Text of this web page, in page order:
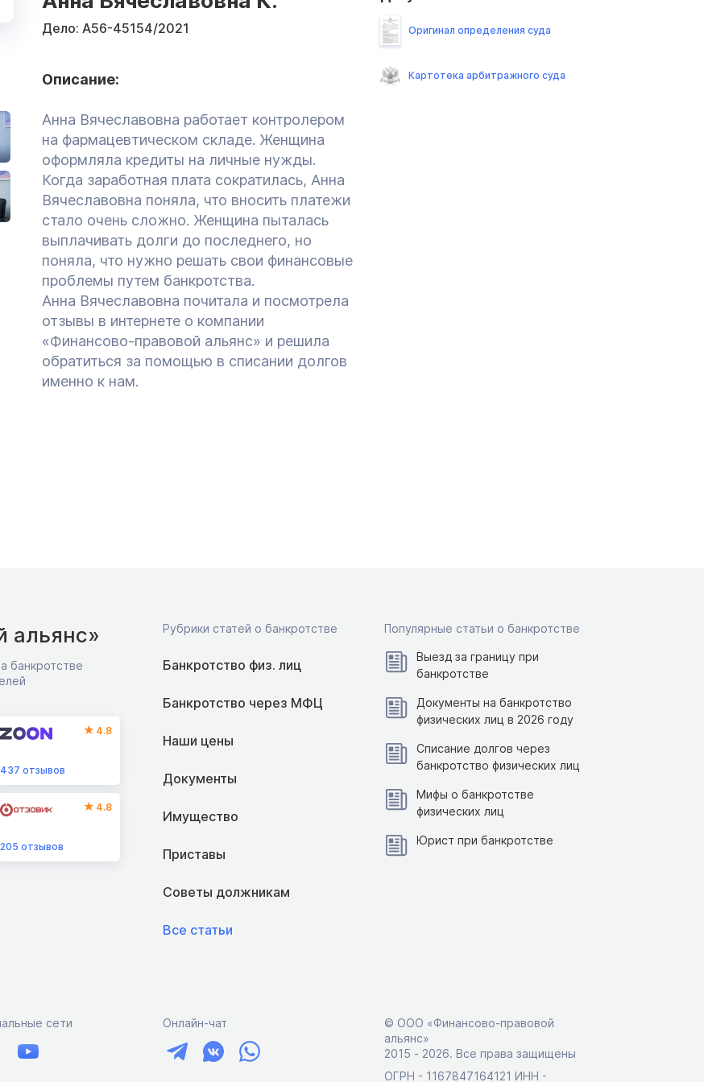
Дело: А56-45154/2021
Описание:
Анна Вячеславовна работает контролером
на фармацевтическом складе. Женщина
оформляла кредиты на личные нужды.
Когда заработная плата сократилась, Анна
Вячеславовна поняла, что вносить платежи
стало очень сложно. Женщина пыталась
выплачивать долги до последнего, но
поняла, что нужно решать свои финансовые
проблемы путем банкротства.
Анна Вячеславовна почитала и посмотрела
отзывы в интернете о компании
«Финансово-правовой альянс» и решила
обратиться за помощью в списании долгов
именно к нам.
Оригинал определения суда
Картотека арбитражного суда
альянс»
банкротстве
4.8
437 отзывов
4.8
205 отзывов
Рубрики статей о банкротстве
Банкротство физ. лиц
Банкротство через МФЦ
Наши цены
Документы
Имущество
Приставы
Советы должникам
Все статьи
Популярные статьи о банкротстве
Выезд за границу при
банкротстве
Документы на банкротство
физических лиц в 2026 году
Списание долгов через
банкротство физических лиц
Мифы о банкротстве
физических лиц
Юрист при банкротстве
сети Онлайн-чат
© ООО «Финансово-правовой
альянс»
2015 ‑ 2026. Все права защищены
ОГРН - 1167847164121 ИНН -